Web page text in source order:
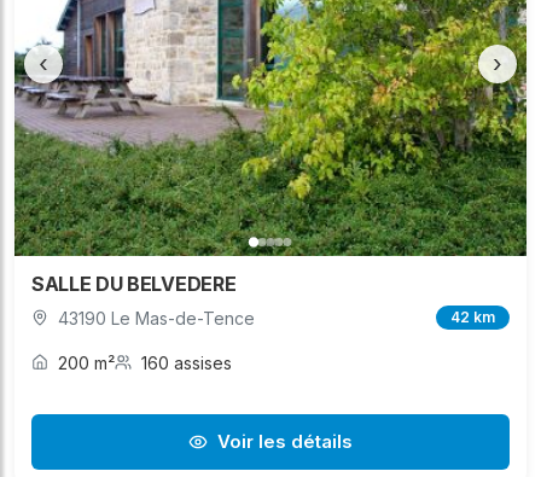
‹ ›
SALLE DU BELVEDERE
43190 Le Mas-de-Tence 42 km
200 m² 160 assises
Voir les détails